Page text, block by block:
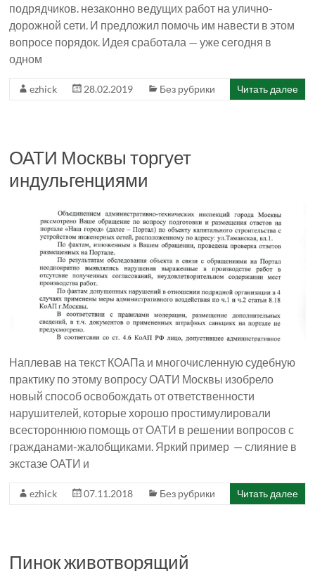
подрядчиков. незаконно ведущих работ на улично-
дорожной сети. И предложил помочь им навести в этом
вопросе порядок. Идея сработала — уже сегодня в
одном
ezhick 28.02.2019 Без рубрики Читать далее
ОАТИ Москвы торгует
индульгенциями
Наплевав на текст КОАПа и многочисленную судебную
практику по этому вопросу ОАТИ Москвы изобрело
новый способ освобождать от ответственности
нарушителей, которые хорошо простимулировали
всестороннюю помощь от ОАТИ в решении вопросов с
гражданами-жалобщиками. Яркий пример — слияние в
экстазе ОАТИ и
ezhick 07.11.2018 Без рубрики Читать далее
Пинок животворящий